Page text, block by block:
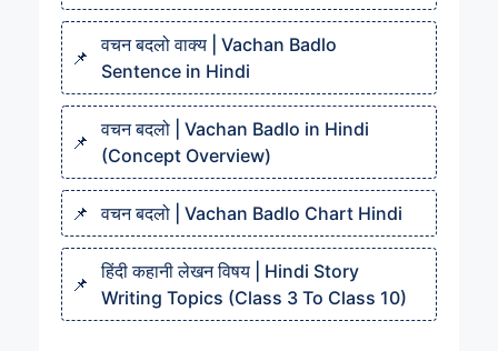
वचन बदलो वाक्य | Vachan Badlo
Sentence in Hindi
वचन बदलो | Vachan Badlo in Hindi
(Concept Overview)
वचन बदलो | Vachan Badlo Chart Hindi
हिंदी कहानी लेखन विषय | Hindi Story
Writing Topics (Class 3 To Class 10)